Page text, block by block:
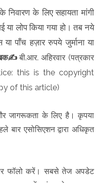
के लिए सहायता मांगी
लोप किया गया हो। तब नये
पाँच हज़ार रुपये जुर्माना या
बी.आर. अहिरवार (पत्रकार
this is the copyright
of this article)
जागरूकता के लिए है। कृपया
बार एसोसिएशन द्वारा अधिकृत
फॉलो करें। सबसे तेज अपडेट